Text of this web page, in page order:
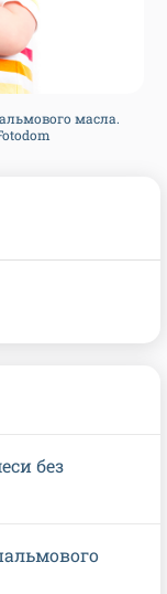
масла.
без